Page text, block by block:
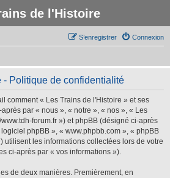
de l'Histoire
Connexion
S’enregistrer
- Politique de confidentialité
comment « Les Trains de l'Histoire » et ses
par « nous », « notre », « nos », « Les
forum.fr ») et phpBB (désigné ci-après
phpBB », « www.phpbb.com », « phpBB
utilisent les informations collectées lors de votre
ci-après par « vos informations »).
de deux manières. Premièrement, en